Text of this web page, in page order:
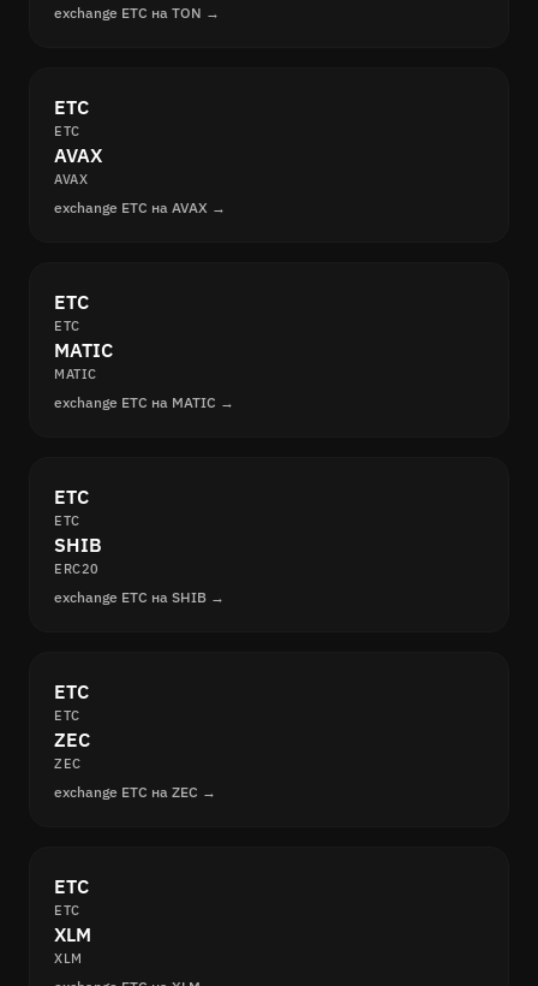
exchange ETC на TON →
ETC
ETC
AVAX
AVAX
exchange ETC на AVAX →
ETC
ETC
MATIC
MATIC
exchange ETC на MATIC →
ETC
ETC
SHIB
ERC20
exchange ETC на SHIB →
ETC
ETC
ZEC
ZEC
exchange ETC на ZEC →
ETC
ETC
XLM
XLM